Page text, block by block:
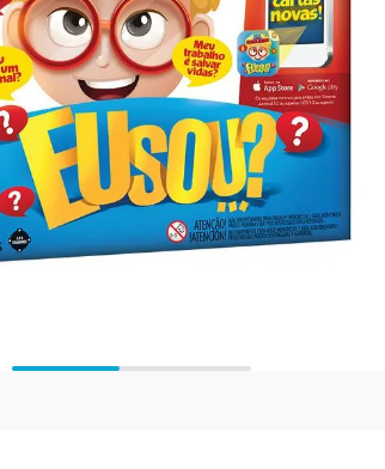
10 º boneca